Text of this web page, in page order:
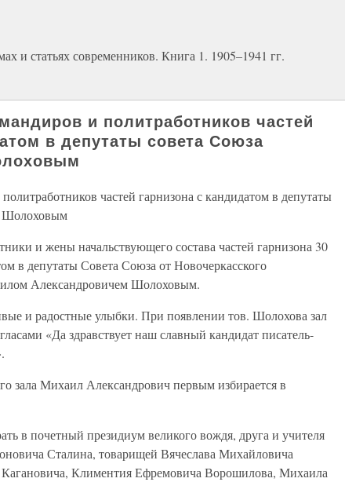
и статьях современников. Книга 1. 1905–1941 гг.
и политработников частей
в депутаты совета Союза
частей гарнизона с кандидатом в депутаты
Шолоховым
и жены начальствующего состава частей гарнизона 30
в депутаты Совета Союза от Новочеркасского
Александровичем Шолоховым.
и радостные улыбки. При появлении тов. Шолохова зал
«Да здравствует наш славный кандидат писатель-
зала Михаил Александрович первым избирается в
в почетный президиум великого вождя, друга и учителя
Сталина, товарищей Вячеслава Михайловича
Климентия Ефремовича Ворошилова, Михаила